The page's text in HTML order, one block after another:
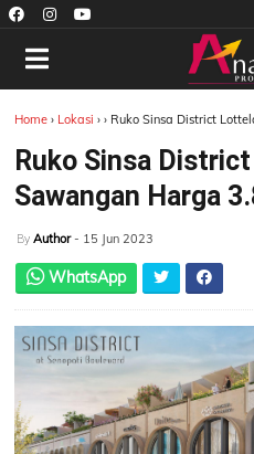
Home › Lokasi › › Ruko Sinsa District
Ruko Sinsa
Sawangan Harga
By Author - 15 Jun 2023
WhatsApp